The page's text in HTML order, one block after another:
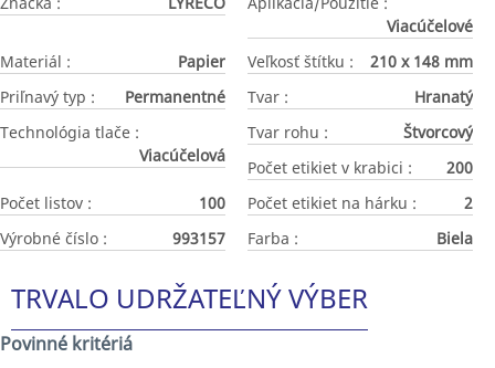
Viacúčelové
Materiál :
Papier Veľkosť štítku :
210 x 148 mm
Priľnavý typ :
Permanentné Tvar :
Hranatý
Technológia tlače :
Viacúčelová
Tvar rohu :
Štvorcový
Počet etikiet v krabici :
200
Počet listov :
100 Počet etikiet na hárku :
2
Výrobné číslo :
993157 Farba : Biela
TRVALO UDRŽATEĽNÝ VÝBER
Povinné kritériá